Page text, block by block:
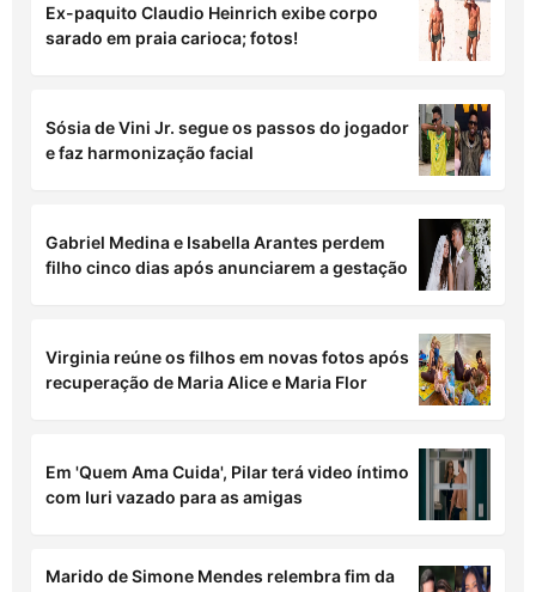
Ex-paquito Claudio Heinrich exibe corpo
sarado em praia carioca; fotos!
Sósia de Vini Jr. segue os passos do jogador
e faz harmonização facial
Gabriel Medina e Isabella Arantes perdem
filho cinco dias após anunciarem a gestação
Virginia reúne os filhos em novas fotos após
recuperação de Maria Alice e Maria Flor
Em 'Quem Ama Cuida', Pilar terá video íntimo
com Iuri vazado para as amigas
Marido de Simone Mendes relembra fim da